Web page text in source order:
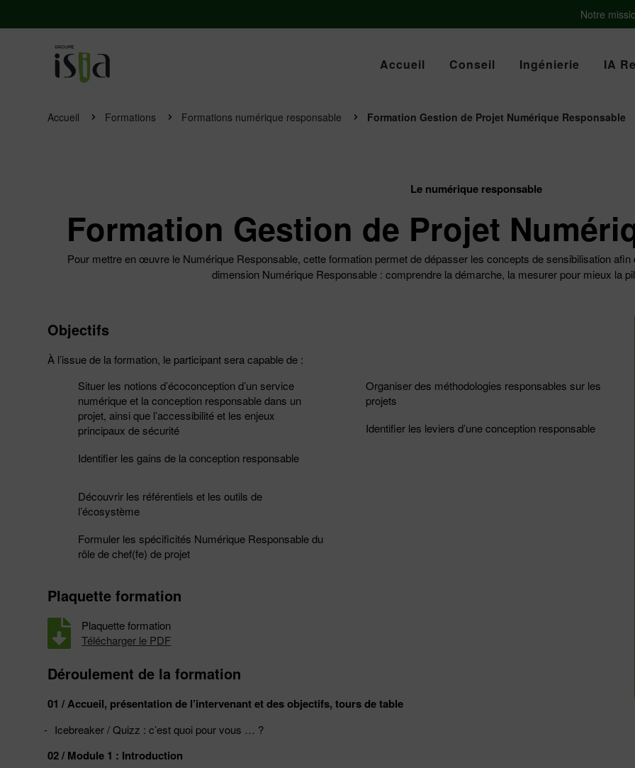
Notre
Accueil Conseil Ingénierie IA
Accueil Formations Formations numérique responsable Formation Gestion de Projet Numérique Responsable
Le numérique responsable
Formation Gestion de Projet
Pour mettre en œuvre le Numérique Responsable, cette formation permet de dépasser les concepts de sensibilisation afin
dimension Numérique Responsable : comprendre la démarche, la mesurer pour mieux la
Objectifs
À l’issue de la formation, le participant sera capable de :
Situer les notions d’écoconception d’un service
numérique et la conception responsable dans un
projet, ainsi que l’accessibilité et les enjeux
principaux de sécurité
Identifier les gains de la conception responsable
Organiser des méthodologies responsables sur les
projets
Identifier les leviers d’une conception responsable
Découvrir les référentiels et les outils de
l’écosystème
Formuler les spécificités Numérique Responsable du
rôle de chef(fe) de projet
Plaquette formation
Plaquette formation
Télécharger le PDF
Déroulement de la formation
01 / Accueil, présentation de l’intervenant et des objectifs, tours de table
Icebreaker / Quizz : c’est quoi pour vous … ?
02 / Module 1 : Introduction